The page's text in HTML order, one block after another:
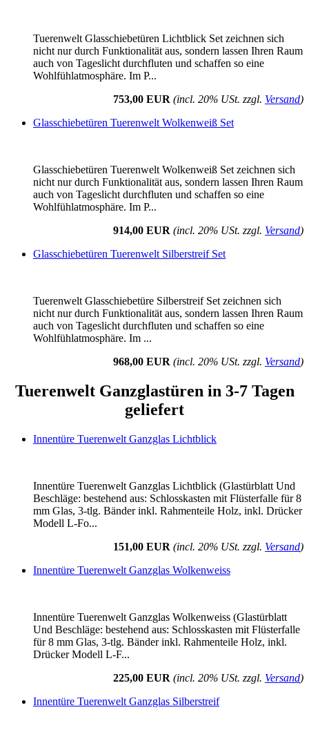
Tuerenwelt Glasschiebetüren Lichtblick Set zeichnen sich
nicht nur durch Funktionalität aus, sondern lassen Ihren Raum
auch von Tageslicht durchfluten und schaffen so eine
Wohlfühlatmosphäre. Im P...
753,00 EUR (incl. 20% USt. zzgl. Versand)
Glasschiebetüren Tuerenwelt Wolkenweiß Set
Glasschiebetüren Tuerenwelt Wolkenweiß Set zeichnen sich
nicht nur durch Funktionalität aus, sondern lassen Ihren Raum
auch von Tageslicht durchfluten und schaffen so eine
Wohlfühlatmosphäre. Im P...
914,00 EUR (incl. 20% USt. zzgl. Versand)
Glasschiebetüren Tuerenwelt Silberstreif Set
Tuerenwelt Glasschiebetüre Silberstreif Set zeichnen sich
nicht nur durch Funktionalität aus, sondern lassen Ihren Raum
auch von Tageslicht durchfluten und schaffen so eine
Wohlfühlatmosphäre. Im ...
968,00 EUR (incl. 20% USt. zzgl. Versand)
Tuerenwelt Ganzglastüren in 3-7 Tagen
geliefert
Innentüre Tuerenwelt Ganzglas Lichtblick
Innentüre Tuerenwelt Ganzglas Lichtblick (Glastürblatt Und
Beschläge: bestehend aus: Schlosskasten mit Flüsterfalle für 8
mm Glas, 3-tlg. Bänder inkl. Rahmenteile Holz, inkl. Drücker
Modell L-Fo...
151,00 EUR (incl. 20% USt. zzgl. Versand)
Innentüre Tuerenwelt Ganzglas Wolkenweiss
Innentüre Tuerenwelt Ganzglas Wolkenweiss (Glastürblatt
Und Beschläge: bestehend aus: Schlosskasten mit Flüsterfalle
für 8 mm Glas, 3-tlg. Bänder inkl. Rahmenteile Holz, inkl.
Drücker Modell L-F...
225,00 EUR (incl. 20% USt. zzgl. Versand)
Innentüre Tuerenwelt Ganzglas Silberstreif